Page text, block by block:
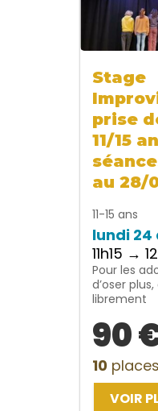
Stage
prise
11/15
au 28/
11-15 ans
lundi 24
11h15 →
Pour les
d’oser
librement
90
10
VOIR